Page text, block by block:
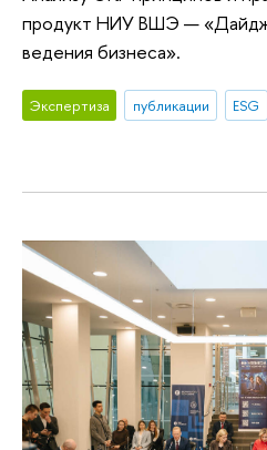
продукт НИУ ВШЭ —
ведения бизнеса».
Экспертиза публикации ESG